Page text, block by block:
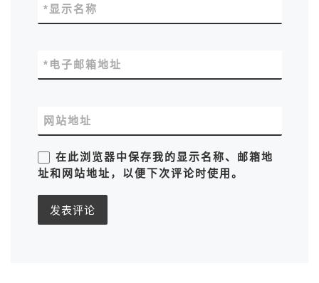
显示名称
*
电子邮箱地址
*
网站地址
在此浏览器中保存我的显示名称、邮箱地
址和网站地址，以便下次评论时使用。